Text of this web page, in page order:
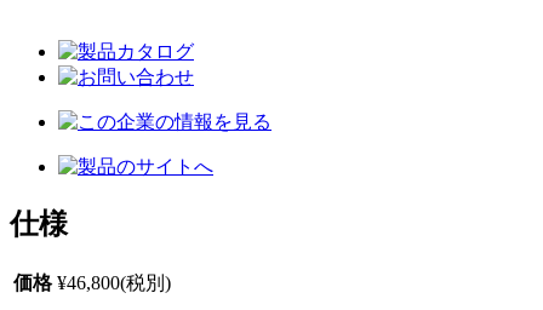
仕様
価格 ¥46,800(税別)